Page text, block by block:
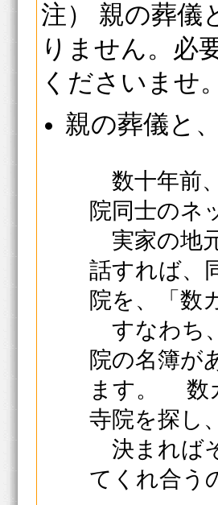
注） 親の葬
りません。必
くださいませ。
親の葬儀と
数十年前
院同士の
実家の地
話すれば、
院を、「
すなわち
院の名簿が
ます。 数
寺院を探
決まれば
てくれ合う